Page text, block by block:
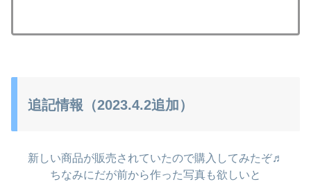
追記情報（2023.4.2追加）
新しい商品が販売されていたので購入してみたぞ♬
ちなみにだが前から作った写真も欲しいと